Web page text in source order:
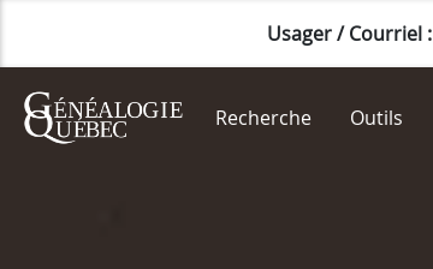
Usager / Courriel :
Recherche Outils